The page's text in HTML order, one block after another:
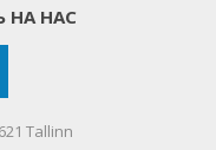
НА НАС
Tallinn